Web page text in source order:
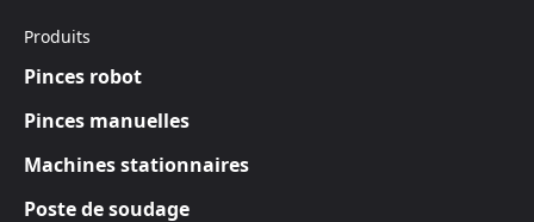
Produits
Pinces robot
Pinces manuelles
Machines stationnaires
Poste de soudage